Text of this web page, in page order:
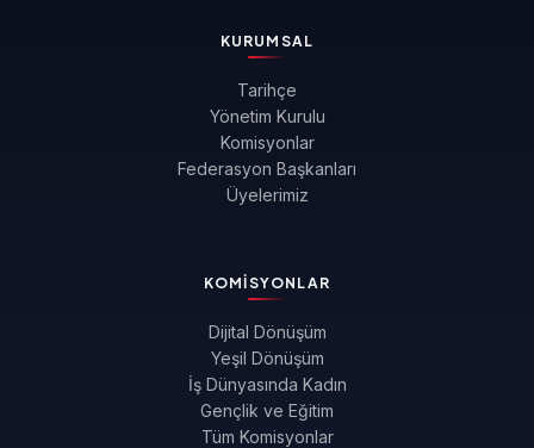
KURUMSAL
Tarihçe
Yönetim Kurulu
Komisyonlar
Federasyon Başkanları
Üyelerimiz
KOMISYONLAR
Dijital Dönüşüm
Yeşil Dönüşüm
İş Dünyasında Kadın
Gençlik ve Eğitim
Tüm Komisyonlar